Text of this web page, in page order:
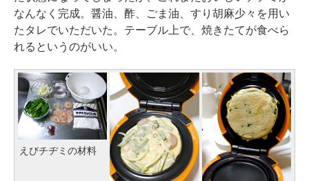
なんなく完成。醤油、酢、ごま油、すり胡麻少々を用い
たタレでいただいた。テーブル上で、焼きたてが食べら
れるというのがいい。
えびチヂミの材料